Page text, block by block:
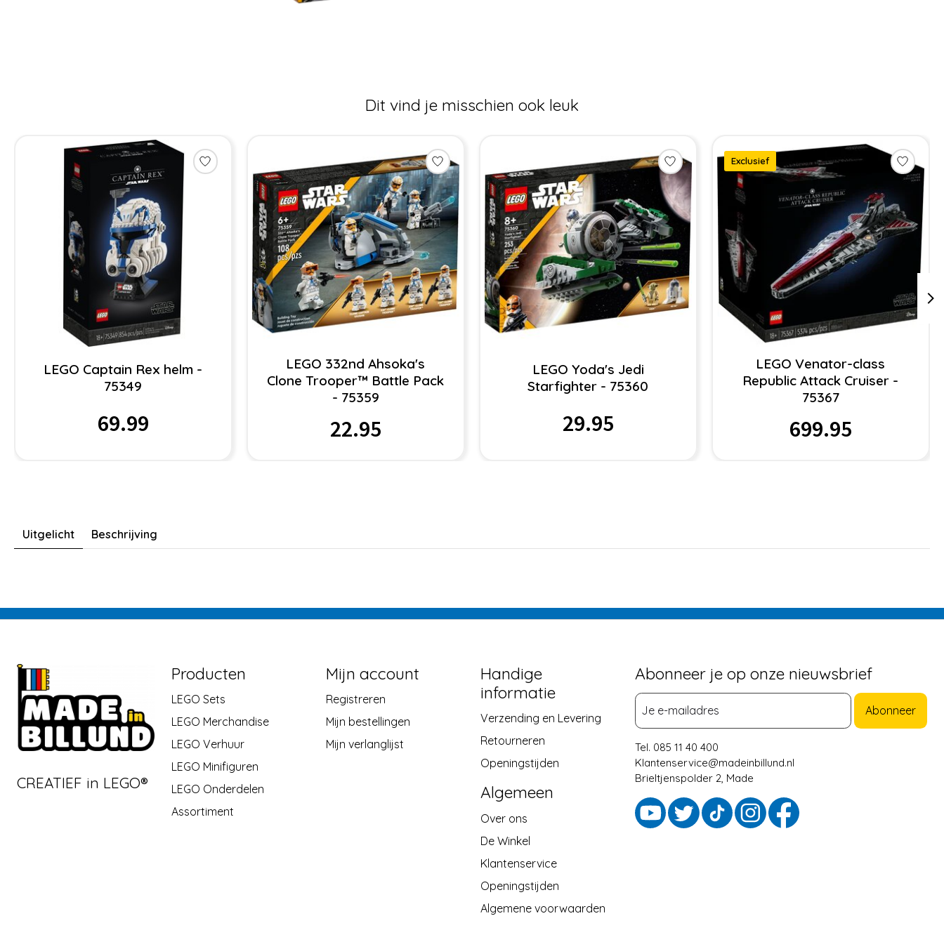
Dit vind je misschien ook leuk
Items van productcarrousel
LEGO Captain Rex helm -
75349
69.99
LEGO 332nd Ahsoka's
Clone Trooper™ Battle Pack
- 75359
22.95
LEGO Yoda's Jedi
Starfighter - 75360
29.95
Exclusief
LEGO Venator-class
Republic Attack Cruiser -
75367
699.95
Uitgelicht Beschrijving
CREATIEF in LEGO®
Producten
LEGO Sets
LEGO Merchandise
LEGO Verhuur
LEGO Minifiguren
LEGO Onderdelen
Assortiment
Mijn account
Registreren
Mijn bestellingen
Mijn verlanglijst
Handige
informatie
Verzending en Levering
Retourneren
Openingstijden
Algemeen
Over ons
De Winkel
Klantenservice
Openingstijden
Algemene voorwaarden
Abonneer je op onze nieuwsbrief
Abonneer
Tel. 085 11 40 400
Klantenservice@madeinbillund.nl
Brieltjenspolder 2, Made